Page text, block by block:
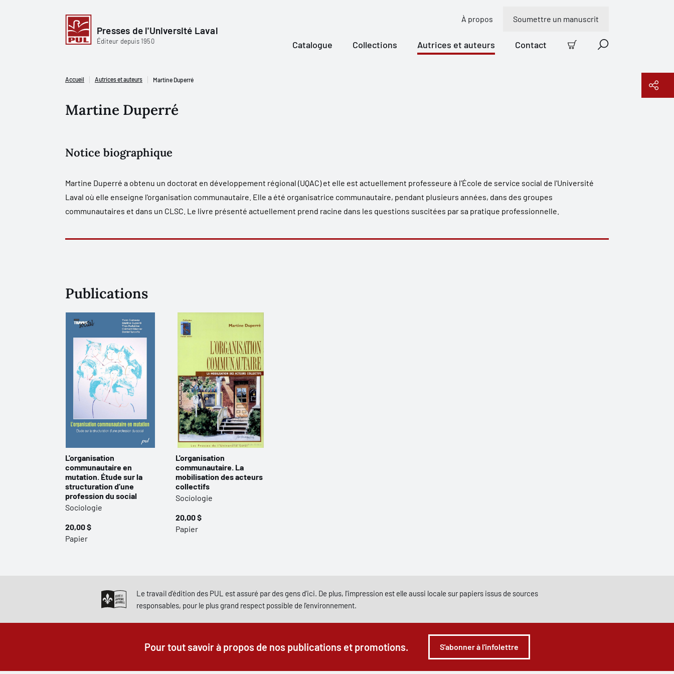
Presses de l'Université Laval
Éditeur depuis 1950
À propos Soumettre un manuscrit
Catalogue Collections Autrices et auteurs Contact
Panier Recherche
Accueil Autrices et auteurs Martine Duperré
Martine Duperré
Notice biographique
Martine Duperré a obtenu un doctorat en développement régional (UQAC) et elle est actuellement professeure à l'École de service social de l'Université
Laval où elle enseigne l'organisation communautaire. Elle a été organisatrice communautaire, pendant plusieurs années, dans des groupes
communautaires et dans un CLSC. Le livre présenté actuellement prend racine dans les questions suscitées par sa pratique professionnelle.
Publications
L'organisation
communautaire en
mutation. Étude sur la
structuration d’une
profession du social
Sociologie
20,00 $
Papier
L'organisation
communautaire. La
mobilisation des acteurs
collectifs
Sociologie
20,00 $
Papier
Le travail d'édition des PUL est assuré par des gens d'ici. De plus, l'impression est elle aussi locale sur papiers issus de sources
responsables, pour le plus grand respect possible de l'environnement.
Pour tout savoir à propos de nos publications et promotions. S'abonner à l'infolettre